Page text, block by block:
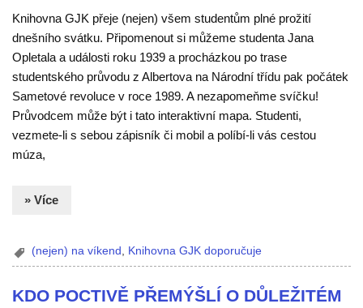
Knihovna GJK přeje (nejen) všem studentům plné prožití
dnešního svátku. Připomenout si můžeme studenta Jana
Opletala a události roku 1939 a procházkou po trase
studentského průvodu z Albertova na Národní třídu pak počátek
Sametové revoluce v roce 1989. A nezapomeňme svíčku!
Průvodcem může být i tato interaktivní mapa. Studenti,
vezmete-li s sebou zápisník či mobil a políbí-li vás cestou
múza,
» Více
(nejen) na víkend , Knihovna GJK doporučuje
KDO POCTIVĚ PŘEMÝŠLÍ O DŮLEŽITÉM